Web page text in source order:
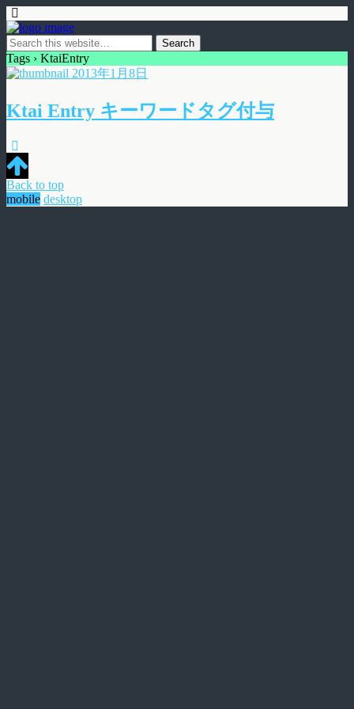
Tags › KtaiEntry
2013年1月8日
Ktai Entry キーワードタグ付与
Back to top
mobile desktop